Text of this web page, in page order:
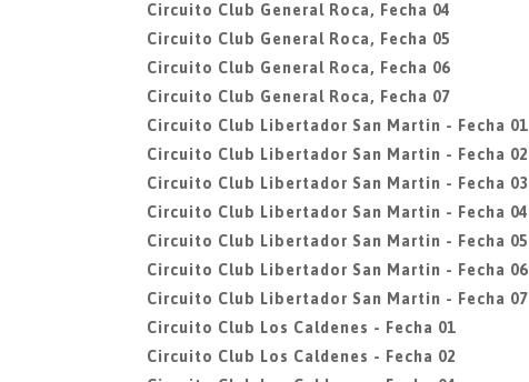
Circuito Club General Roca, Fecha 04
Circuito Club General Roca, Fecha 05
Circuito Club General Roca, Fecha 06
Circuito Club General Roca, Fecha 07
Circuito Club Libertador San Martin - Fecha 01
Circuito Club Libertador San Martin - Fecha 02
Circuito Club Libertador San Martin - Fecha 03
Circuito Club Libertador San Martin - Fecha 04
Circuito Club Libertador San Martin - Fecha 05
Circuito Club Libertador San Martin - Fecha 06
Circuito Club Libertador San Martin - Fecha 07
Circuito Club Los Caldenes - Fecha 01
Circuito Club Los Caldenes - Fecha 02